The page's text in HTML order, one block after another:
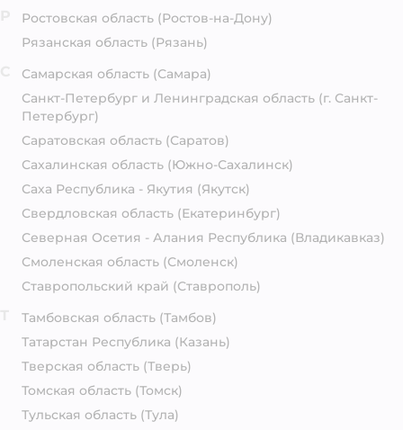
Ростовская область (Ростов-на-Дону)
Рязанская область (Рязань)
Самарская область (Самара)
Санкт-Петербург и Ленинградская область (г. Санкт-
Петербург)
Саратовская область (Саратов)
Сахалинская область (Южно-Сахалинск)
Саха Республика - Якутия (Якутск)
Свердловская область (Екатеринбург)
Северная Осетия - Алания Республика (Владикавказ)
Смоленская область (Смоленск)
Ставропольский край (Ставрополь)
Тамбовская область (Тамбов)
Татарстан Республика (Казань)
Тверская область (Тверь)
Томская область (Томск)
Тульская область (Тула)